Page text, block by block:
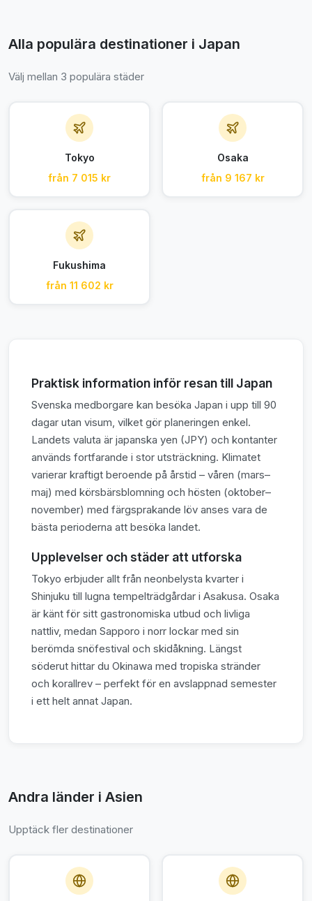
Alla populära destinationer i Japan
Välj mellan 3 populära städer
Tokyo
från 7 015 kr
Osaka
från 9 167 kr
Fukushima
från 11 602 kr
Praktisk information inför resan till Japan
Svenska medborgare kan besöka Japan i upp till 90
dagar utan visum, vilket gör planeringen enkel.
Landets valuta är japanska yen (JPY) och kontanter
används fortfarande i stor utsträckning. Klimatet
varierar kraftigt beroende på årstid – våren (mars–
maj) med körsbärsblomning och hösten (oktober–
november) med färgsprakande löv anses vara de
bästa perioderna att besöka landet.
Upplevelser och städer att utforska
Tokyo erbjuder allt från neonbelysta kvarter i
Shinjuku till lugna tempelträdgårdar i Asakusa. Osaka
är känt för sitt gastronomiska utbud och livliga
nattliv, medan Sapporo i norr lockar med sin
berömda snöfestival och skidåkning. Längst
söderut hittar du Okinawa med tropiska stränder
och korallrev – perfekt för en avslappnad semester
i ett helt annat Japan.
Andra länder i Asien
Upptäck fler destinationer